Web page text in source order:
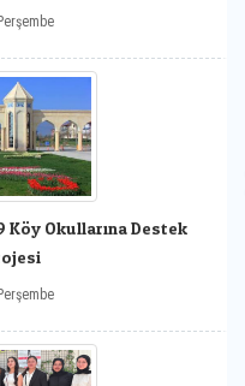
Köy Okullarına Destek